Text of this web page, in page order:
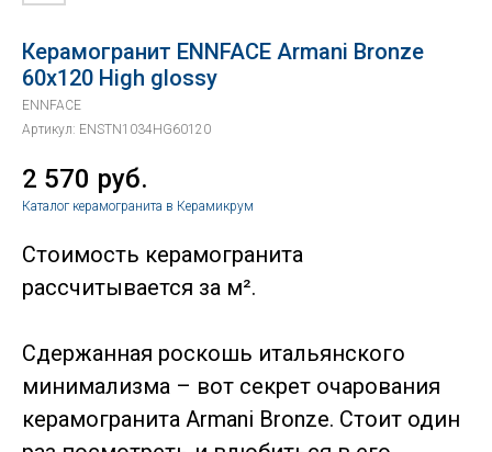
Керамогранит ENNFACE Armani Bronze
60х120 High glossy
ENNFACE
Артикул: ENSTN1034HG60120
2 570 руб.
Каталог керамогранита в Керамикрум
Стоимость керамогранита
рассчитывается за м².
Сдержанная роскошь итальянского
минимализма – вот секрет очарования
керамогранита Armani Bronze. Стоит один